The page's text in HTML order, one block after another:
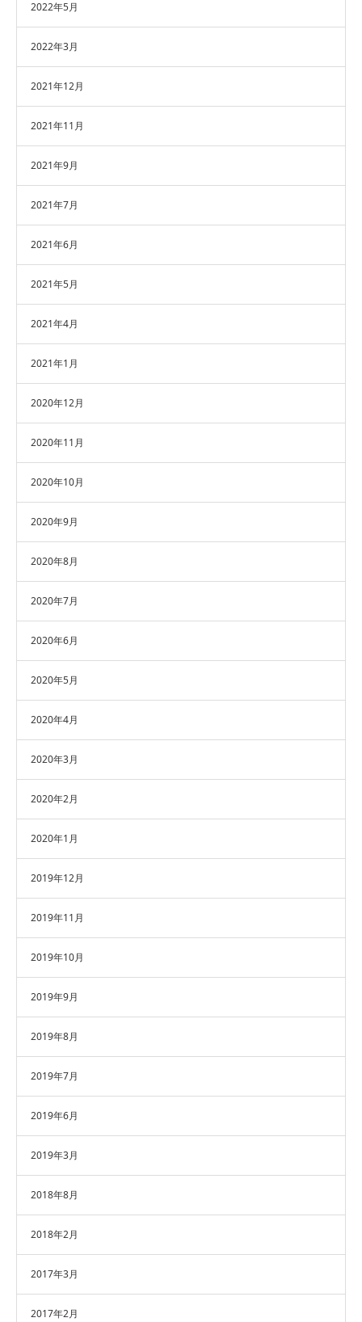
2022年5月
2022年3月
2021年12月
2021年11月
2021年9月
2021年7月
2021年6月
2021年5月
2021年4月
2021年1月
2020年12月
2020年11月
2020年10月
2020年9月
2020年8月
2020年7月
2020年6月
2020年5月
2020年4月
2020年3月
2020年2月
2020年1月
2019年12月
2019年11月
2019年10月
2019年9月
2019年8月
2019年7月
2019年6月
2019年3月
2018年8月
2018年2月
2017年3月
2017年2月